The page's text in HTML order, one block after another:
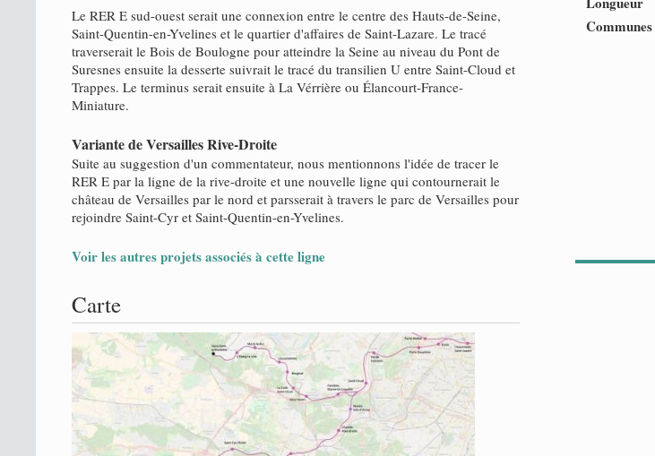
Communes
Le RER E sud-ouest serait une connexion entre le centre des Hauts-de-Seine,
Saint-Quentin-en-Yvelines et le quartier d'affaires de Saint-Lazare. Le tracé
traverserait le Bois de Boulogne pour atteindre la Seine au niveau du Pont de
Suresnes ensuite la desserte suivrait le tracé du transilien U entre Saint-Cloud et
Trappes. Le terminus serait ensuite à La Vérrière ou Élancourt-France-
Miniature.
Variante de Versailles Rive-Droite
Suite au suggestion d'un commentateur, nous mentionnons l'idée de tracer le
RER E par la ligne de la rive-droite et une nouvelle ligne qui contournerait le
château de Versailles par le nord et parsserait à travers le parc de Versailles pour
rejoindre Saint-Cyr et Saint-Quentin-en-Yvelines.
Voir les autres projets associés à cette ligne
Carte